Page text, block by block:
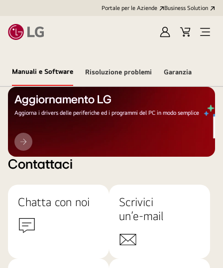
Portale per le Aziende Business Solution
AccediCart
Open
Manuali e Software Risoluzione problemi Garanzia
Aggiornamento LG
Aggiorna i drivers delle periferiche ed i programmi del PC in modo semplice
Aggiornamento
LG
Contattaci
Chatta con noi
Scrivici
un’e-mail